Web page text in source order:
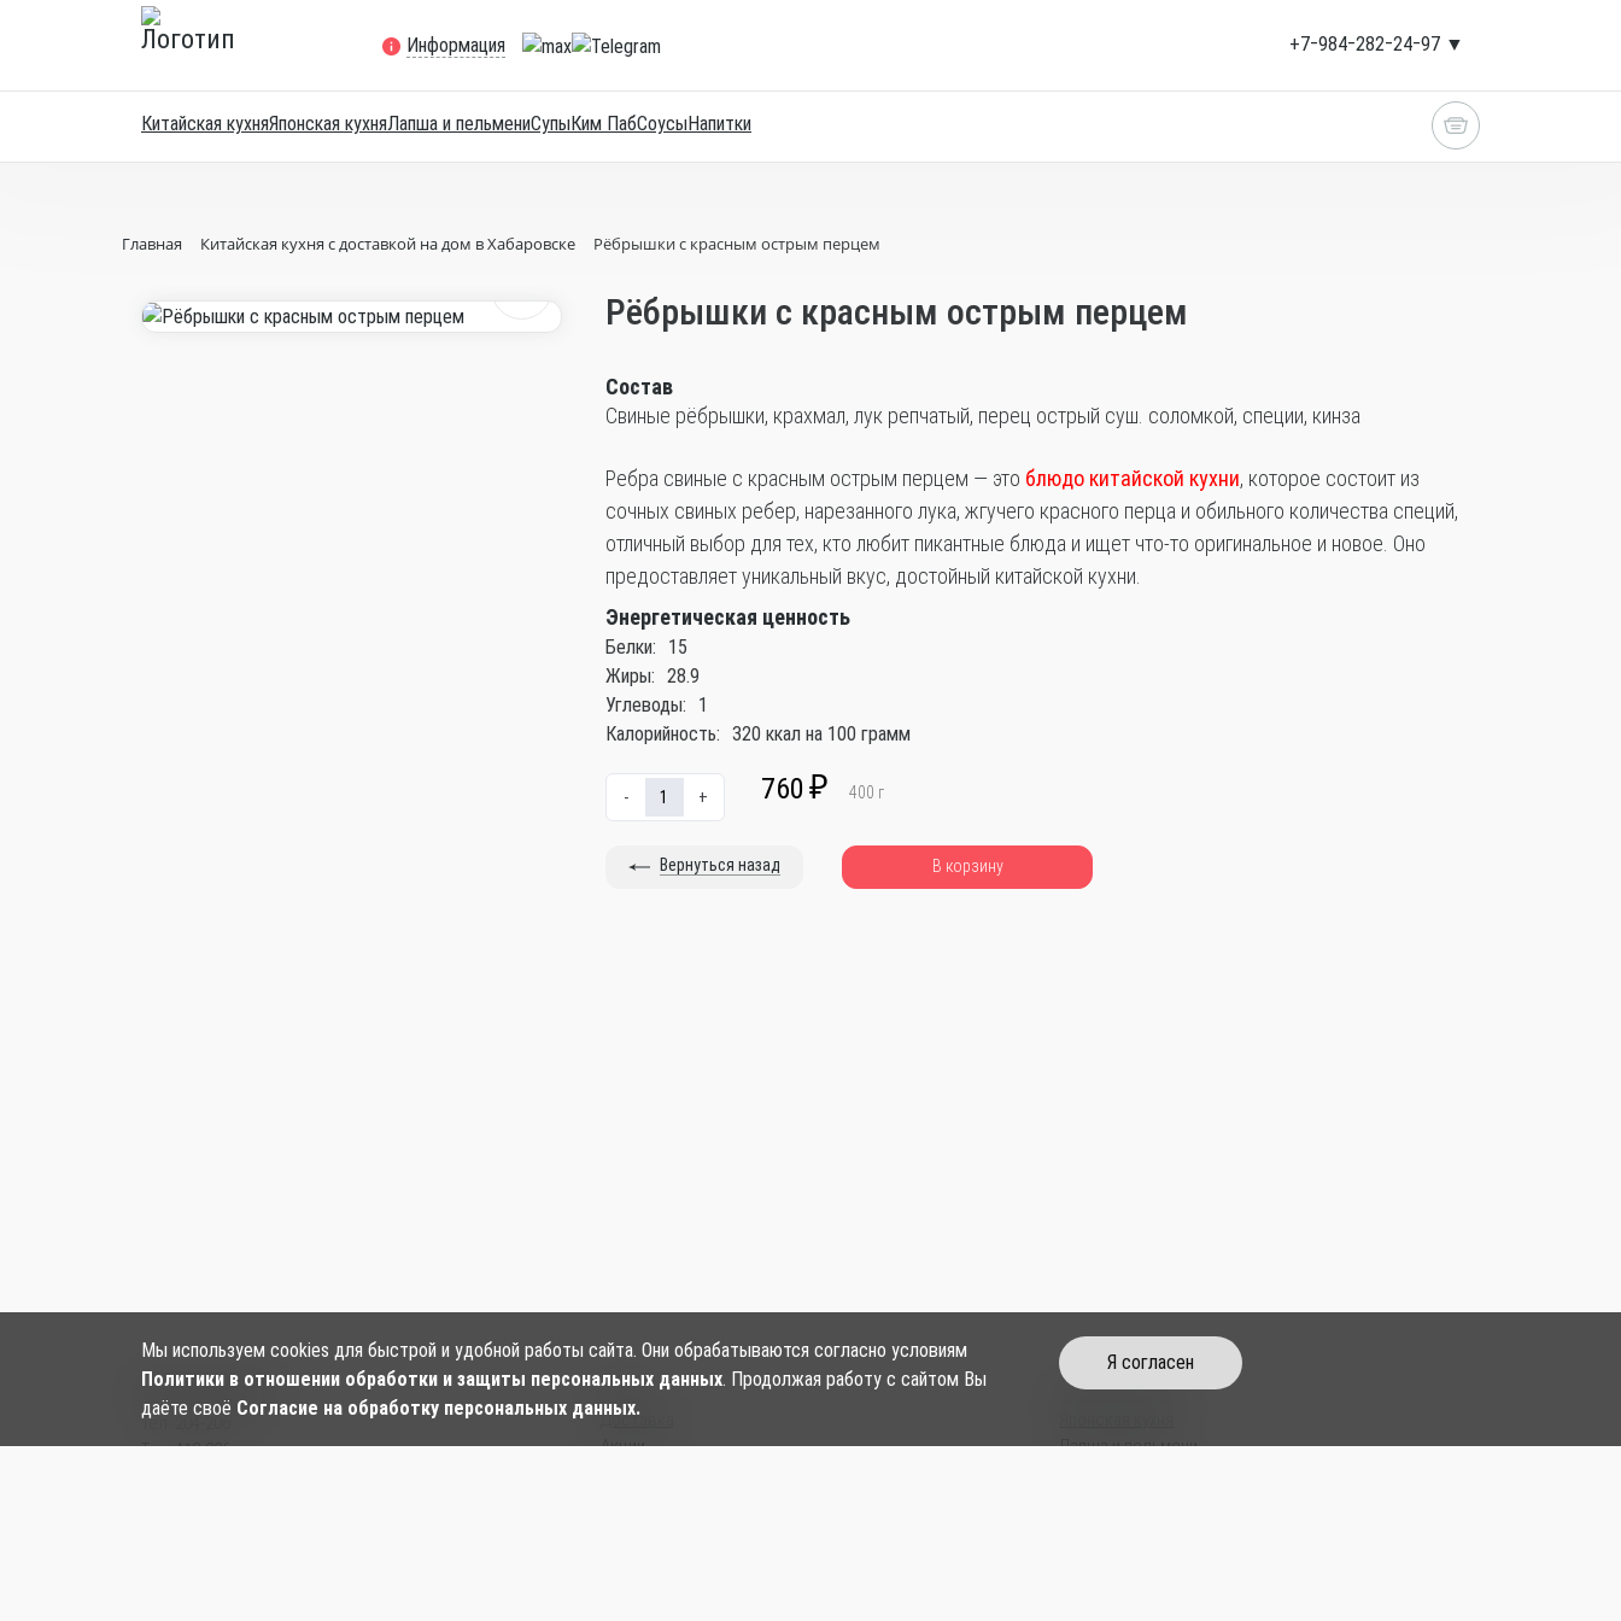
Информация +7‒984‒282‒24‒97 ▼
Китайская кухняЯпонская кухняЛапша и пельмениСупыКим ПабСоусыНапитки
Главная Китайская кухня с доставкой на дом в Хабаровске Рёбрышки с красным острым перцем
Рёбрышки с красным острым перцем
Состав
Свиные рёбрышки, крахмал, лук репчатый, перец острый суш. соломкой, специи, кинза
Ребра свиные с красным острым перцем — это блюдо китайской кухни, которое состоит из
сочных свиных ребер, нарезанного лука, жгучего красного перца и обильного количества специй,
отличный выбор для тех, кто любит пикантные блюда и ищет что-то оригинальное и новое. Оно
предоставляет уникальный вкус, достойный китайской кухни.
Энергетическая ценность
Белки:
15
Жиры: 28.9
Углеводы:
1
Калорийность: 320 ккал на 100 грамм
- + 760 ₽ 400 г
Вернуться назад В корзину
Наши контакты:
Тел:
Тел: 412-006
О нас
Доставка
Акции
Китайская кухня
Лапша и пельмени
Мы используем cookies для быстрой и удобной работы сайта. Они обрабатываются согласно условиям
Политики в отношении обработки и защиты персональных данных. Продолжая работу с сайтом Вы
даёте своё Согласие на обработку персональных данных.
Я согласен